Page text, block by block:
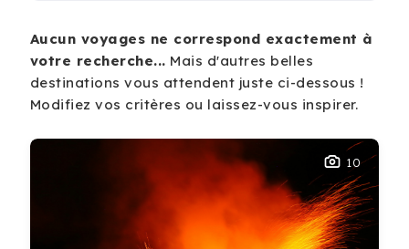
Aucun voyages ne correspond exactement à
votre recherche... Mais d'autres belles
destinations vous attendent juste ci-dessous !
Modifiez vos critères ou laissez-vous inspirer.
10